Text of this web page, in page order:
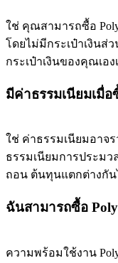
ใช่ คุณสามารถซื้อ
โดยไม่มีกระเป๋าเงินส่
กระเป๋าเงินของคุณเ
มีค่าธรรมเนียมเมื่อ
ใช่ ค่าธรรมเนียมอาจ
ธรรมเนียมการประมว
ถอน ต้นทุนแตกต่างกัน
ฉันสามารถซื้อ
ความพร้อมใช้งาน